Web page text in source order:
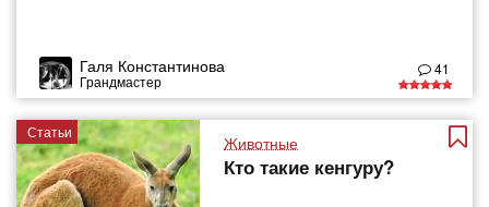
Галя Константинова
Грандмастер
41
Статьи
Животные
Кто такие кенгуру?